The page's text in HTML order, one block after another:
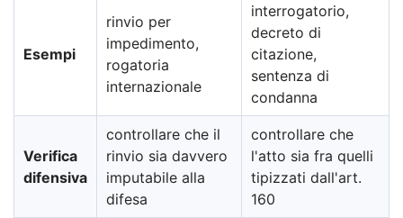
Esempi
rinvio per
impedimento,
rogatoria
internazionale
interrogatorio,
decreto di
citazione,
sentenza di
condanna
Verifica
difensiva
controllare che il
rinvio sia davvero
imputabile alla
difesa
controllare che
l'atto sia fra quelli
tipizzati dall'art.
160